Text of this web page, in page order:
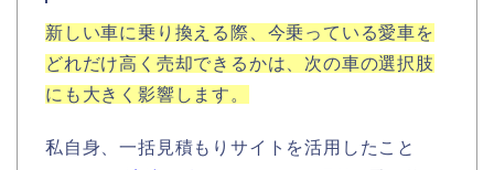
新しい車に乗り換える際、今乗っている愛車を
どれだけ高く売却できるかは、次の車の選択肢
にも大きく影響します。
私自身、一括見積もりサイトを活用したこと